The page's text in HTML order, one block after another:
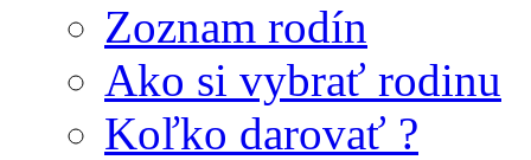
Zoznam rodín
Ako si vybrať rodinu
Koľko darovať ?